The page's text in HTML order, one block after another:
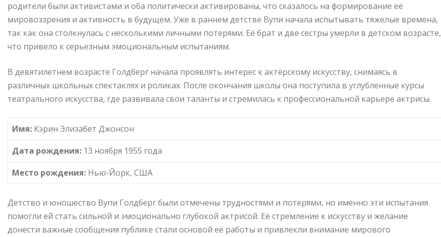
родители были активистами и оба политически активированы, что сказалось на формирование её
мировоззрения и активность в будущем. Уже в раннем детстве Вупи начала испытывать тяжелые времена,
так как она столкнулась с несколькими личными потерями. Её брат и две сестры умерли в детском возрасте,
что привело к серьезным эмоциональным испытаниям.
В девятилетнем возрасте Голдберг начала проявлять интерес к актёрскому искусству, снимаясь в
различных школьных спектаклях и роликах. После окончания школы она поступила в углубленные курсы
театрального искусства, где развивала свои таланты и стремилась к профессиональной карьере актрисы.
Имя: Кэрин Элизабет Джонсон
Дата рождения: 13 ноября 1955 года
Место рождения: Нью-Йорк, США
Детство и юношество Вупи Голдберг были отмечены трудностями и потерями, но именно эти испытания
помогли ей стать сильной и эмоционально глубокой актрисой. Её стремление к искусству и желание
донести важные сообщения публике стали основой её работы и привлекли внимание мирового